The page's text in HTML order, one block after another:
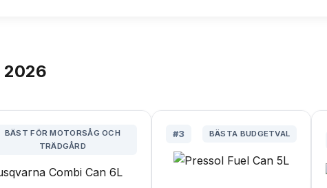
2026
BÄST FÖR MOTORSÅG OCH
TRÄDGÅRD
#3 BÄSTA BUDGETVAL